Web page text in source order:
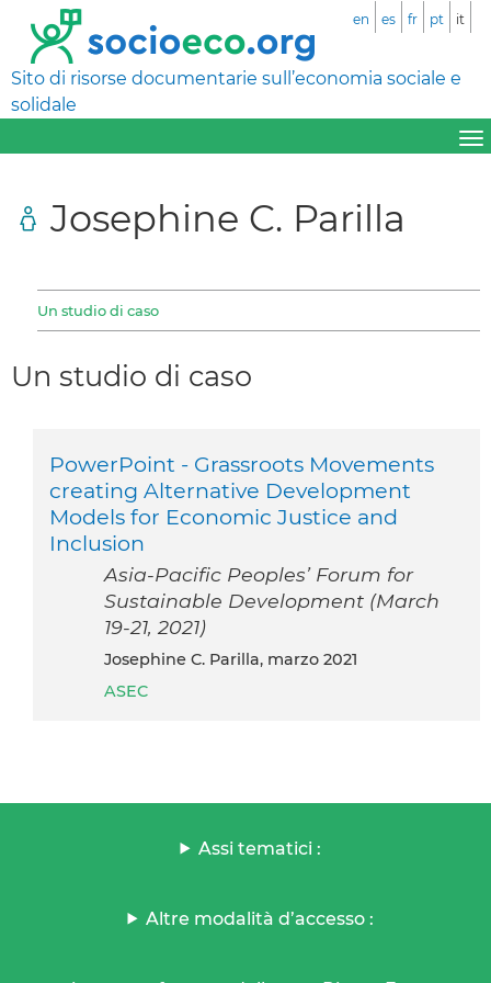
Sito di risorse documentarie sull’economia sociale e
solidale
en es fr pt it
Josephine C. Parilla
Un studio di caso
Un studio di caso
PowerPoint - Grassroots Movements
creating Alternative Development
Models for Economic Justice and
Inclusion
Asia-Pacific Peoples’ Forum for
Sustainable Development (March
19-21, 2021)
Josephine C. Parilla, marzo 2021
ASEC
Assi tematici :
Altre modalità d’accesso :